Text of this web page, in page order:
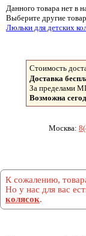
Данного товара нет в
Выберите другие
Люльки для детских
Стоимость
Доставка
За пределами
Возможна
Москва:
К сожалению,
Но у нас для вас
колясок.